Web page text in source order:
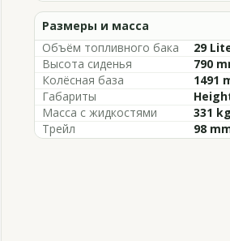
Размеры и масса
Объём топливного бака
29
Высота сиденья
790
Колёсная база
1491
Габариты
Масса с жидкостями
331
Трейл
98